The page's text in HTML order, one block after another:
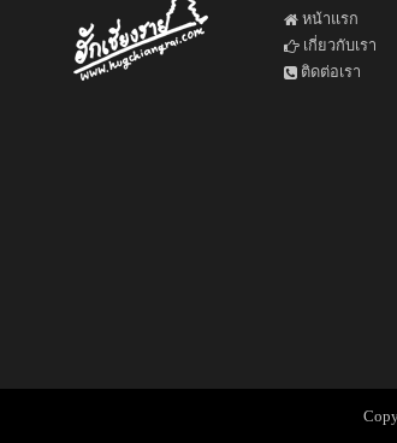
หน้าแรก
เกี่ยวกับเรา
ติดต่อเรา